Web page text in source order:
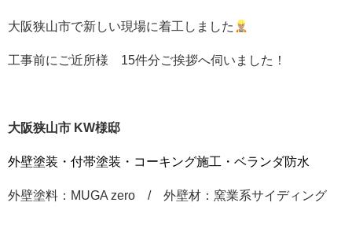
大阪狭山市で新しい現場に着工しました
工事前にご近所様 15件分ご挨拶へ伺いました！
大阪狭山市 KW様邸
外壁塗装・付帯塗装・コーキング施工・ベランダ防水
外壁塗料：MUGA zero / 外壁材：窯業系サイディング